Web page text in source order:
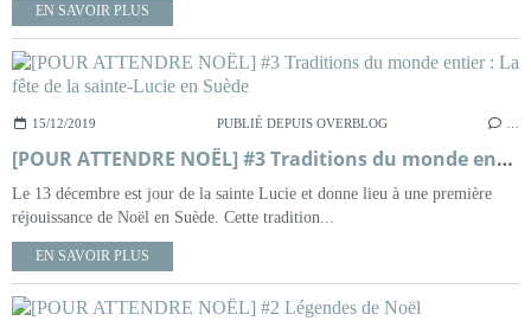
EN SAVOIR PLUS
15/12/2019 PUBLIÉ DEPUIS OVERBLOG
[POUR ATTENDRE NOËL] #3 Traditions du monde entier : La fête de la sainte-Lucie en Suède
Le 13 décembre est jour de la sainte Lucie et donne lieu à une première
réjouissance de Noël en Suède. Cette tradition...
EN SAVOIR PLUS